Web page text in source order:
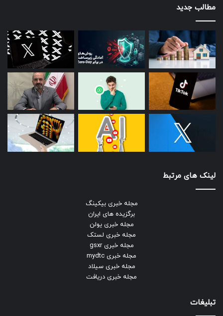
مطالب جدید
لینک های مرتبط
مجله خبری بیکینگ
برگزیده های ایران
مجله خبری یولن
مجله خبری لستک
مجله خبری gsxr
مجله خبری mydtc
مجله خبری سیلاد
مجله خبری دریافت
تبلیغات